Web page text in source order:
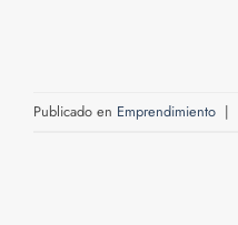
Publicado en Emprendimiento |